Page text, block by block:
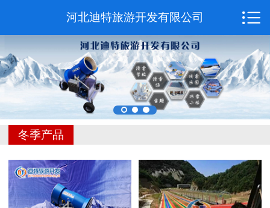
网站首页
关于我们
产品中心
新闻动态
联系我们
河北迪特旅游开发有限公司 
冬季产品